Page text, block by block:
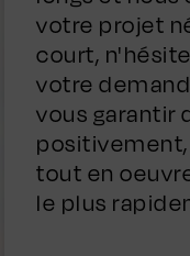
votre projet
court,
votre
vous garantir
tout en
le plus